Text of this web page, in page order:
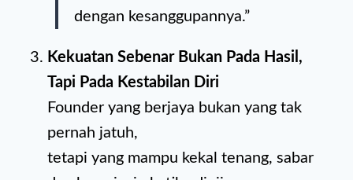
dengan kesanggupannya.”
Kekuatan Sebenar Bukan Pada Hasil,
Tapi Pada Kestabilan Diri
Founder yang berjaya bukan yang tak
pernah jatuh,
tetapi yang mampu kekal tenang, sabar